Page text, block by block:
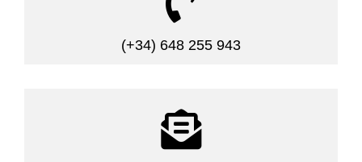
(+34) 648 255 943
